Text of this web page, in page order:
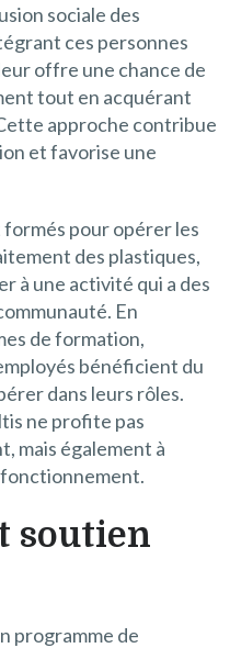
sociale des
ces personnes
offre une chance de
tout en acquérant
approche contribue
et favorise une
pour opérer les
des plastiques,
à une activité qui a des
En
de formation,
bénéficient du
dans leurs rôles.
ne profite pas
mais également à
fonctionnement.
soutien
programme de